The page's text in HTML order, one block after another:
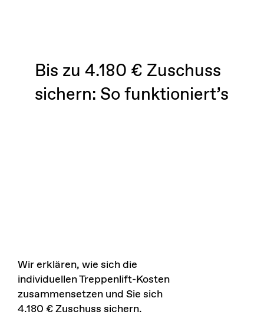
Bis zu 4.180 € Zuschuss
sichern: So funktioniert’s
Wir erklären, wie sich die
individuellen Treppenlift-Kosten
zusammensetzen und Sie sich
4.180 € Zuschuss sichern.